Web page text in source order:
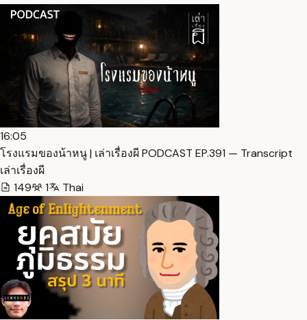
16:05
โรงแรมของน้าหนู | เล่าเรื่องผี PODCAST EP.391 — Transcript
เล่าเรื่องผี
149
1 Thai